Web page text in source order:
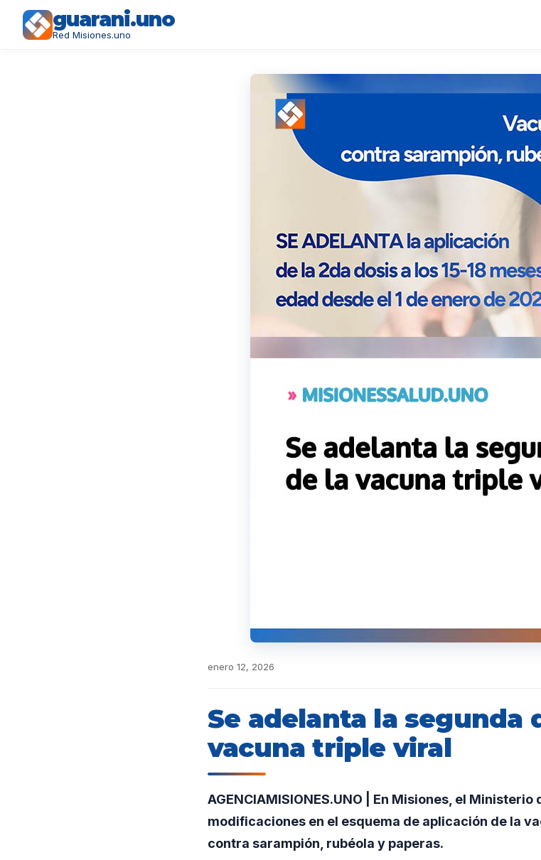
guarani.uno
Red Misiones.uno
enero 12, 2026
Se adelanta la segunda
vacuna triple viral
AGENCIAMISIONES.UNO | En Misiones, el
modificaciones en el esquema de aplicación de la
contra sarampión, rubéola y paperas.